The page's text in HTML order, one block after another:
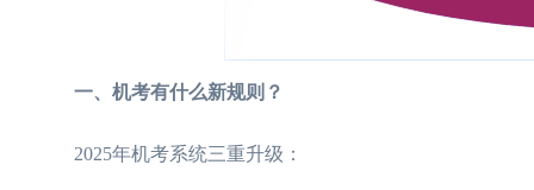
一、机考有什么新规则？
2025年机考系统三重升级：